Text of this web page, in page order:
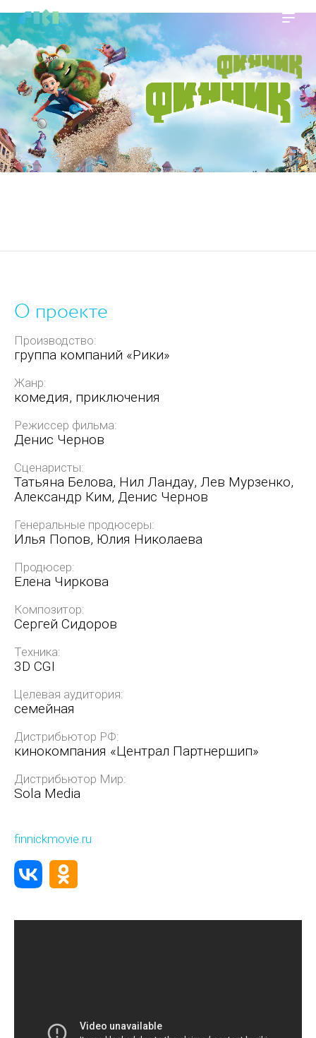
https://www.high-endrolex.com/45
О проекте
Производство:
группа компаний «Рики»
Жанр:
комедия, приключения
Режиссер фильма:
Денис Чернов
Сценаристы:
Татьяна Белова, Нил Ландау, Лев Мурзенко,
Александр Ким, Денис Чернов
Генеральные продюсеры:
Илья Попов, Юлия Николаева
Продюсер:
Елена Чиркова
Композитор:
Сергей Сидоров
Техника:
3D CGI
Целевая аудитория:
семейная
Дистрибьютор РФ:
кинокомпания «Централ Партнершип»
Дистрибьютор Мир:
Sola Media
finnickmovie.ru